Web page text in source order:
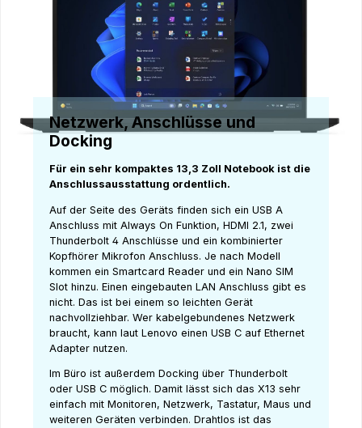
Netzwerk, Anschlüsse und
Docking
Für ein sehr kompaktes 13,3 Zoll Notebook ist die
Anschlussausstattung ordentlich.
Auf der Seite des Geräts finden sich ein USB A
Anschluss mit Always On Funktion, HDMI 2.1, zwei
Thunderbolt 4 Anschlüsse und ein kombinierter
Kopfhörer Mikrofon Anschluss. Je nach Modell
kommen ein Smartcard Reader und ein Nano SIM
Slot hinzu. Einen eingebauten LAN Anschluss gibt es
nicht. Das ist bei einem so leichten Gerät
nachvollziehbar. Wer kabelgebundenes Netzwerk
braucht, kann laut Lenovo einen USB C auf Ethernet
Adapter nutzen.
Im Büro ist außerdem Docking über Thunderbolt
oder USB C möglich. Damit lässt sich das X13 sehr
einfach mit Monitoren, Netzwerk, Tastatur, Maus und
weiteren Geräten verbinden. Drahtlos ist das